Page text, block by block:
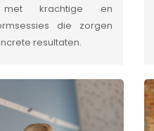
krachtige en
die zorgen
resultaten.